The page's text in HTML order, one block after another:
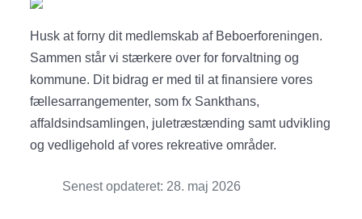
Husk at forny dit medlemskab af Beboerforeningen.
Sammen står vi stærkere over for forvaltning og
kommune. Dit bidrag er med til at finansiere vores
fællesarrangementer, som fx Sankthans,
affaldsindsamlingen, juletræstænding samt udvikling
og vedligehold af vores rekreative områder.
Senest opdateret: 28. maj 2026